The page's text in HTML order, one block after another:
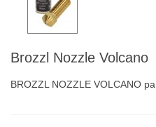
Brozzl Nozzle Volcano
BROZZL NOZZLE VOLCANO